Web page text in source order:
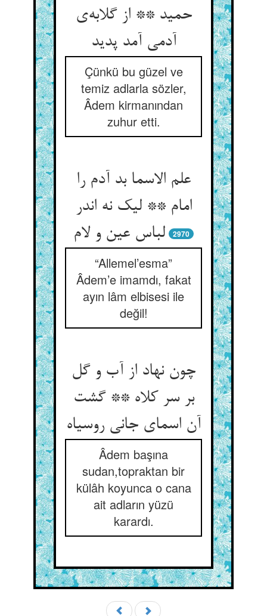
حمید ** از گلابه‌ی
آدمی آمد پدید
Çünkü bu güzel ve
temiz adlarla sözler,
Âdem kirmanından
zuhur etti.
علم الاسما بد آدم را
امام ** لیک نه اندر
لباس عین و لام
2970
“Allemel’esma”
Âdem’e imamdı, fakat
ayın lâm elbisesi ile
değil!
چون نهاد از آب و گل
بر سر کلاه ** گشت
آن اسمای جانی روسیاه
Âdem başına
sudan,topraktan bir
külâh koyunca o cana
ait adların yüzü
karardı.